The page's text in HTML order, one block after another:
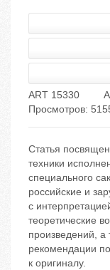
ART 15330
Просмотров:
Статья
техники
специального
российские и
с
теоретические
произведений, а
рекомендации
к оригиналу.